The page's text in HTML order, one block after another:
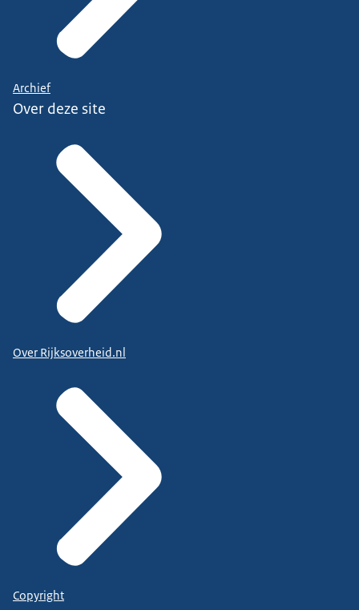
Archief
Over deze site
Over Rijksoverheid.nl
Copyright